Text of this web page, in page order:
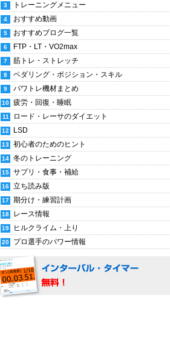
トレーニングメニュー
おすすめ動画
おすすめブログ一覧
FTP・LT・VO2max
筋トレ・ストレッチ
ペダリング・ポジション・スキル
パワトレ機材まとめ
疲労・回復・睡眠
ロード・レーサのダイエット
LSD
初心者のためのヒント
冬のトレーニング
サプリ・食事・補給
立ち読み版
期分け・練習計画
レース情報
ヒルクライム・上り
プロ選手のパワー情報